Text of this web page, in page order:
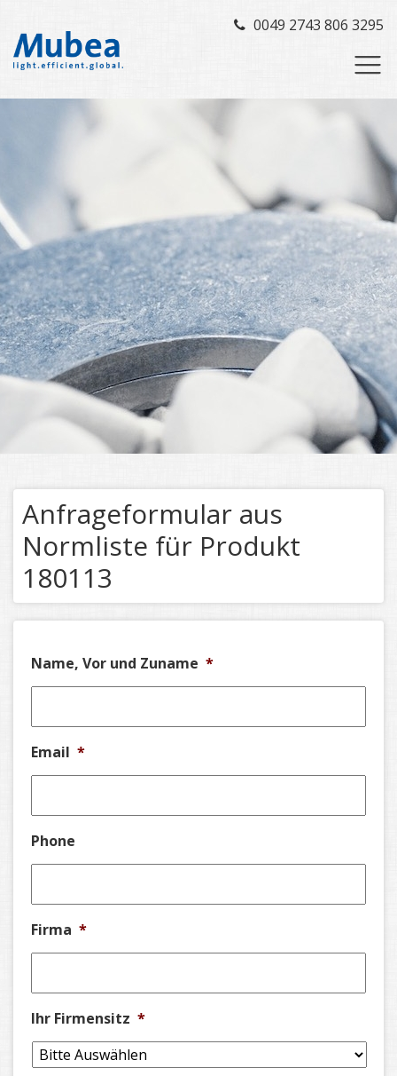
0049 2743 806 3295
Anfrageformular aus
Normliste für Produkt
180113
Name, Vor und Zuname *
Email *
Phone
Firma *
Ihr Firmensitz *